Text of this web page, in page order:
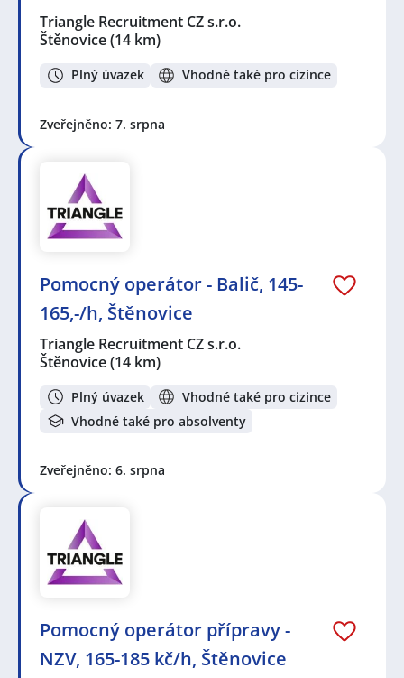
Triangle Recruitment CZ s.r.o.
Štěnovice(14 km)
Plný úvazek Vhodné také pro cizince
Zveřejněno: 7. srpna
Pomocný operátor - Balič, 145-
165,-/h, Štěnovice
Triangle Recruitment CZ s.r.o.
Štěnovice(14 km)
Plný úvazek
Vhodné také pro cizince
Vhodné také pro absolventy
Zveřejněno: 6. srpna
Pomocný operátor přípravy -
NZV, 165-185 kč/h, Štěnovice